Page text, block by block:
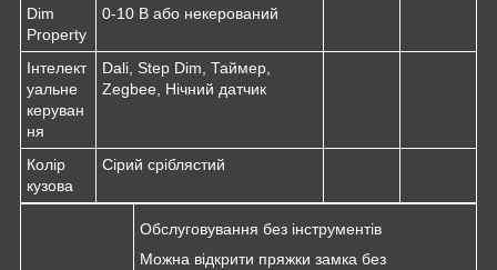
Dim
Property
0-10 В або некерований
Інтелект
уальне
керуван
ня
Dali, Step Dim, Таймер,
Zegbee, Нічний датчик
Колір
кузова
Сірий сріблястий
Обслуговування без інструментів
Можна відкрити пряжки замка без